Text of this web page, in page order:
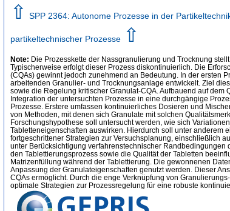
⇧ SPP 2364: Autonome Prozesse in der
partikeltechnischer Prozesse ⇧
Note: Die Prozesskette der Nassgranulierung und Trocknung
Typischerweise erfolgt dieser Prozess diskontinuierlich. Die
(CQAs) gewinnt jedoch zunehmend an Bedeutung. In der ersten
arbeitenden Granulier- und Trocknungsanlage entwickelt. Ziel
sowie die Regelung kritischer Granulat-CQA. Aufbauend auf
Integration der untersuchten Prozesse in eine durchgängige
Prozesse. Erstere umfassen kontinuierliches Dosieren und
von Methoden, mit denen sich Granulate mit solchen
Forschungshypothese soll untersucht werden, wie sich
Tabletteneigenschaften auswirken. Hierdurch soll unter anderem
fortgeschrittener Strategien zur Versuchsplanung, einschließlich
unter Berücksichtigung verfahrenstechnischer
den Tablettierungsprozess sowie die Qualität der Tabletten
Matrizenfüllung während der Tablettierung. Die gewonnenen
Anpassung der Granulateigenschaften genutzt werden. Dieser
CQAs ermöglicht. Durch die enge Verknüpfung von
optimale Strategien zur Prozessregelung für eine robuste